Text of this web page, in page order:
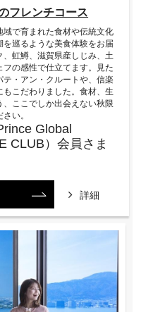
フレンチコース
で育まれた食材や伝統文化
巡るような美食体験をお届
虹鱒、滋賀県産しじみ、土
の感性で仕立てます。見た
・アン・クルートや、信楽
こだわりました。食材、生
ここでしか出会えない秋限
い。
Global
CLUB）会員さま
詳細